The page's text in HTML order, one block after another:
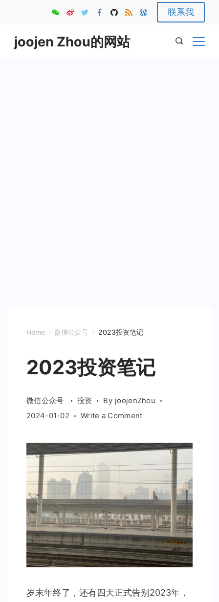
content
联系我
joojen Zhou的网站
Home 微信公众号 2023投资笔记
2023投资笔记
微信公众号 投资 By joojenZhou
2024-01-02
Write a Commenton
投
资
笔
岁末年终了，还有四天正式告别2023年，